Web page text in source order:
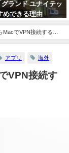
すすめの最強SIM下駄
！
MacでVPN接続する方
アプリ 海外
VPN接続す